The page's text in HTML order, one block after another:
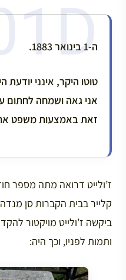
ה-1 בינואר 1883.
טוטו היקר, אינני
אני גאה ושמחה לחתום
זאת באמצעות משפט
ז’ולייט דרואה מתה מספר
קלייר בבית הקברות סן
ביקשה ז’ולייט מויקטור
ותמות לפניו, וכך היה: